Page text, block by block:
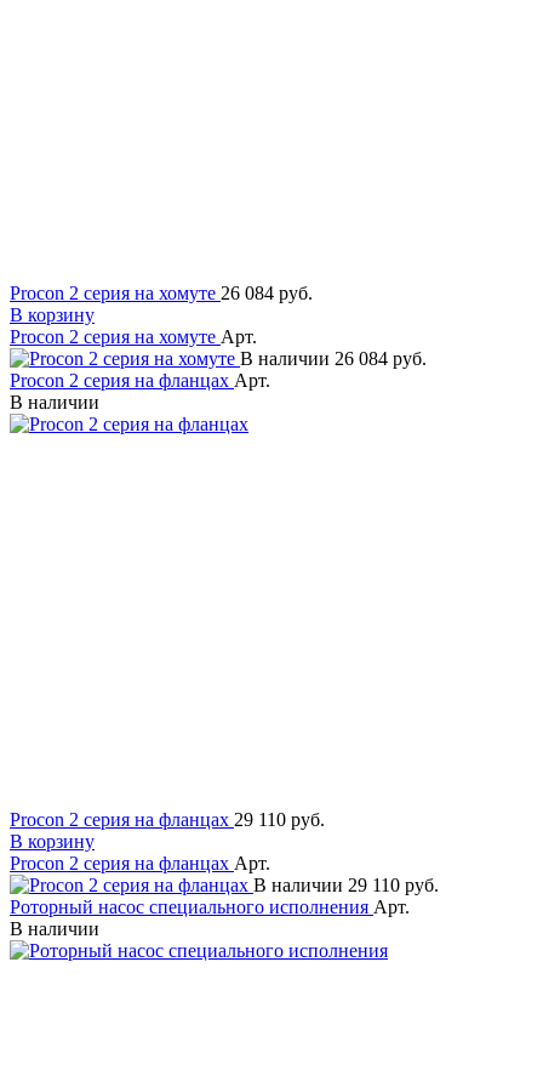
Procon 2 серия на хомуте 26 084 руб.
В корзину
Procon 2 серия на хомуте Арт.
В наличии 26 084 руб.
Procon 2 серия на фланцах Арт.
В наличии
Procon 2 серия на фланцах 29 110 руб.
В корзину
Procon 2 серия на фланцах Арт.
В наличии 29 110 руб.
Роторный насос специального исполнения Арт.
В наличии